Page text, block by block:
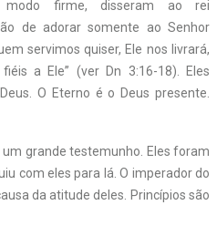
firme, disseram ao rei
de adorar somente ao Senhor
servimos quiser, Ele nos livrará,
a Ele” (ver Dn 3:16-18). Eles
O Eterno é o Deus presente.
grande testemunho. Eles foram
com eles para lá. O imperador do
da atitude deles. Princípios são